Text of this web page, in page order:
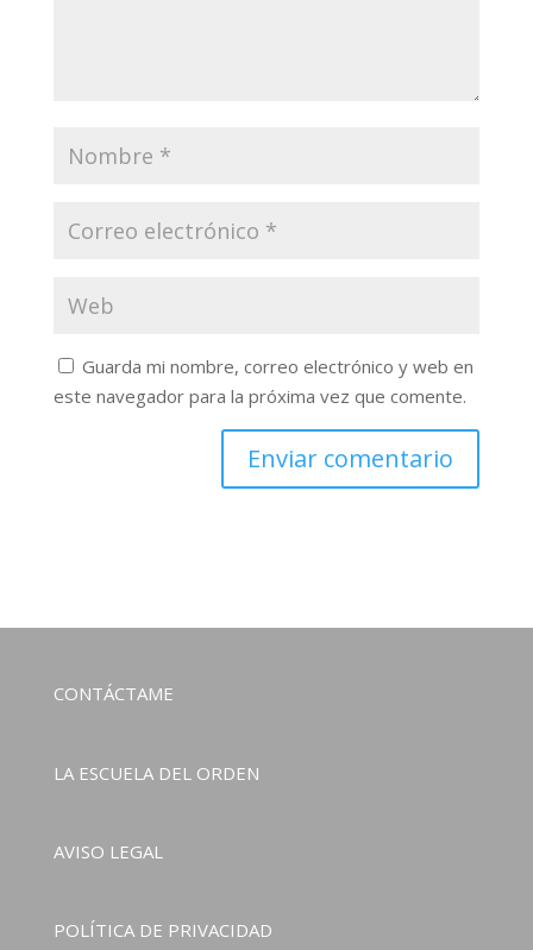
Guarda mi nombre, correo electrónico y web en
este navegador para la próxima vez que comente.
CONTÁCTAME
LA ESCUELA DEL ORDEN
AVISO LEGAL
POLÍTICA DE PRIVACIDAD